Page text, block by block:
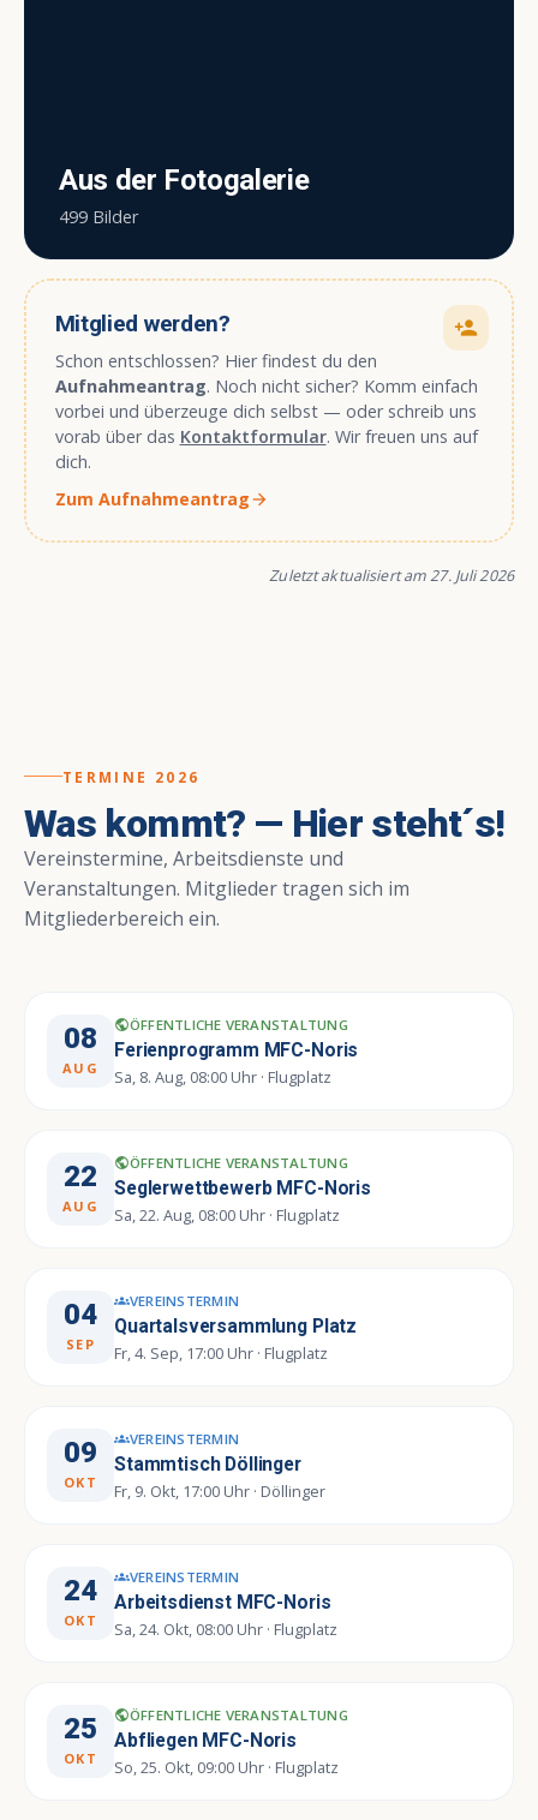
Aus der Fotogalerie
499 Bilder
person_add
Mitglied werden?
Schon entschlossen? Hier findest du den
Aufnahmeantrag. Noch nicht sicher? Komm einfach
vorbei und überzeuge dich selbst — oder schreib uns
vorab über das Kontaktformular. Wir freuen uns auf
dich.
Zum Aufnahmeantragarrow_forward
Zuletzt aktualisiert am 27. Juli 2026
TERMINE 2026
Was kommt? — Hier steht´s!
Vereinstermine, Arbeitsdienste und
Veranstaltungen. Mitglieder tragen sich im
Mitgliederbereich ein.
08
AUG
publicÖFFENTLICHE VERANSTALTUNG
Ferienprogramm MFC-Noris
Sa, 8. Aug, 08:00 Uhr · Flugplatz
22
AUG
publicÖFFENTLICHE VERANSTALTUNG
Seglerwettbewerb MFC-Noris
Sa, 22. Aug, 08:00 Uhr · Flugplatz
04
SEP
groupsVEREINSTERMIN
Quartalsversammlung Platz
Fr, 4. Sep, 17:00 Uhr · Flugplatz
09
OKT
groupsVEREINSTERMIN
Stammtisch Döllinger
Fr, 9. Okt, 17:00 Uhr · Döllinger
24
OKT
groupsVEREINSTERMIN
Arbeitsdienst MFC-Noris
Sa, 24. Okt, 08:00 Uhr · Flugplatz
25
OKT
publicÖFFENTLICHE VERANSTALTUNG
Abfliegen MFC-Noris
So, 25. Okt, 09:00 Uhr · Flugplatz